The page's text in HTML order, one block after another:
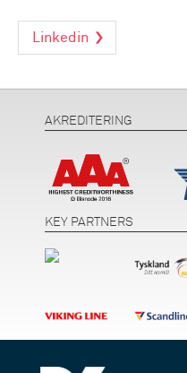
Linkedin
AKREDITERING
KEY PARTNERS